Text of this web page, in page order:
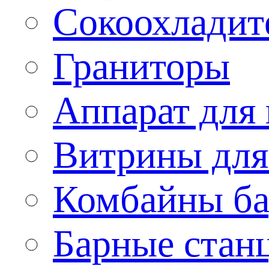
Граниторы
Аппарат для
Витрины
Комбайны
Барные